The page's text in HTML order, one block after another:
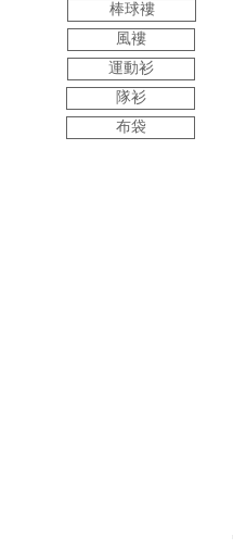
棒球褸
風褸
運動衫
隊衫
布袋